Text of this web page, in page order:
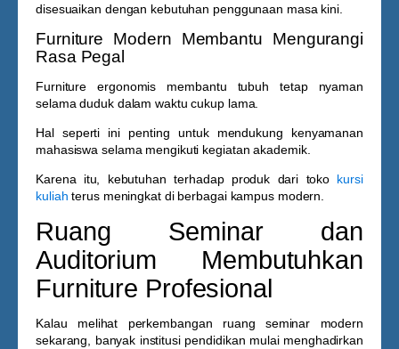
disesuaikan dengan kebutuhan penggunaan masa kini.
Furniture Modern Membantu Mengurangi
Rasa Pegal
Furniture ergonomis membantu tubuh tetap nyaman
selama duduk dalam waktu cukup lama.
Hal seperti ini penting untuk mendukung kenyamanan
mahasiswa selama mengikuti kegiatan akademik.
Karena itu, kebutuhan terhadap produk dari toko kursi
kuliah terus meningkat di berbagai kampus modern.
Ruang Seminar dan
Auditorium Membutuhkan
Furniture Profesional
Kalau melihat perkembangan ruang seminar modern
sekarang, banyak institusi pendidikan mulai menghadirkan